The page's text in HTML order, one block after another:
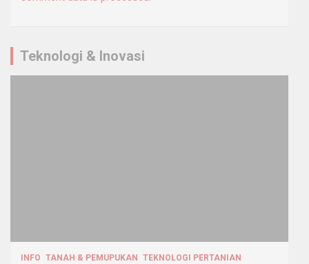
Teknologi & Inovasi
INFO TANAH & PEMUPUKAN TEKNOLOGI PERTANIAN